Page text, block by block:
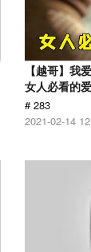
【越哥】我
女人必看的
# 283
2021-02-14